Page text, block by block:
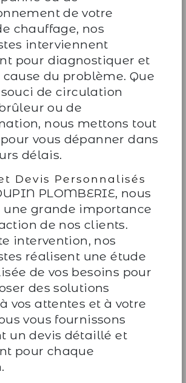
de votre
chauffage, nos
interviennent
pour diagnostiquer et
du problème. Que
de circulation
ou de
nous mettons tout
vous dépanner dans
délais.
Devis Personnalisés
PLOMBERIE, nous
une grande importance
de nos clients.
intervention, nos
réalisent une étude
de vos besoins pour
des solutions
vos attentes et à votre
vous fournissons
un devis détaillé et
pour chaque